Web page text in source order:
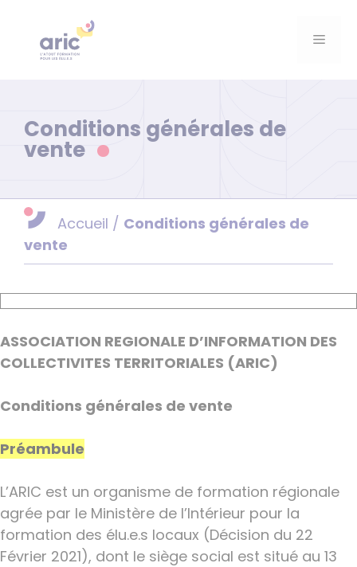
contenu
Menu
Conditions générales de
vente
Accueil / Conditions générales de
vente
ASSOCIATION REGIONALE D’INFORMATION DES
COLLECTIVITES TERRITORIALES (ARIC)
Conditions générales de vente
Préambule
L’ARIC est un organisme de formation régionale
agrée par le Ministère de l’Intérieur pour la
formation des élu.e.s locaux (Décision du 22
Février 2021), dont le siège social est situé au 13